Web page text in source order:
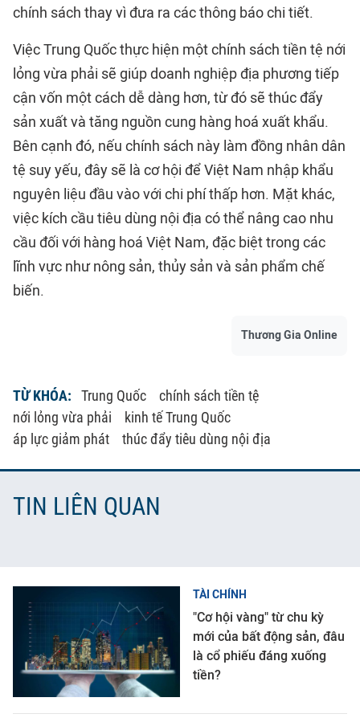
chính sách thay vì đưa ra các thông báo chi tiết.
Việc Trung Quốc thực hiện một chính sách tiền tệ nới
lỏng vừa phải sẽ giúp doanh nghiệp địa phương tiếp
cận vốn một cách dễ dàng hơn, từ đó sẽ thúc đẩy
sản xuất và tăng nguồn cung hàng hoá xuất khẩu.
Bên cạnh đó, nếu chính sách này làm đồng nhân dân
tệ suy yếu, đây sẽ là cơ hội để Việt Nam nhập khẩu
nguyên liệu đầu vào với chi phí thấp hơn. Mặt khác,
việc kích cầu tiêu dùng nội địa có thể nâng cao nhu
cầu đối với hàng hoá Việt Nam, đặc biệt trong các
lĩnh vực như nông sản, thủy sản và sản phẩm chế
biến.
Thương Gia Online
TỪ KHÓA: Trung Quốc
chính sách tiền tệ
nới lỏng vừa phải
kinh tế Trung Quốc
áp lực giảm phát
thúc đẩy tiêu dùng nội địa
TIN LIÊN QUAN
TÀI CHÍNH
"Cơ hội vàng" từ chu kỳ
mới của bất động sản, đâu
là cổ phiếu đáng xuống
tiền?